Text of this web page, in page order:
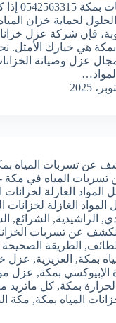
شركة عزل خزانات
لحماية خزان
فإن شركة عزل
هي خيارك الأمثل.
عزل وصيانة
عن تسربات المياه
المياه في مكة
المواد العازلة لخزانات
المواد الغازلة لخزانات
, الراشيدية, الشرائع,
عن تسربات
, الطريقة
بمكة, العزيزية, عزل
الإبيوكسي بمكة, عزل
بمكة, كل ماتريد
المياه بمكة, مكة